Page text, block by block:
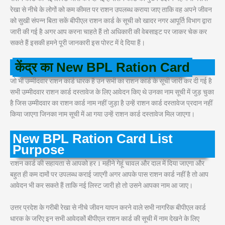
रेखा से नीचे के लोगों को कम कीमत पर राशन उपलब्ध कराया जाए ताकि वह अपने जीवन
को सुखी संपन्न बिता सकें बीपीएल राशन कार्ड के सूची को खादर नगर आपूर्ति विभाग द्वारा
जारी की गई है अगर आप करना चाहते हैं तो अधिकारी की वेबसाइट पर जाकर चेक कर
सकते हैं इसकी हमने पूरी जानकारी इस पोस्ट में दे दिया हैं।
केंद्र का New BPL Ration Card
जो भी उम्मीदवार राशन कार्ड धारक हैं उन सभी का राशन कार्ड के सूची जारी कर दी गई है
सभी उम्मीदवार राशन कार्ड दस्तावेज के लिए आवेदन किए थे उनका नाम सूची में जुड़ चुका
है जिस उम्मीदवार का राशन कार्ड नाम नहीं जुड़ा है उन्हें राशन कार्ड दस्तावेज प्रदान नहीं
किया जाएगा जिनका नाम सूची में आ गया उन्हें राशन कार्ड दस्तावेज मिल जाएगा।
New BPL Ration Card List
Purpose
राशन कार्ड की सहायता से आपको हर 1 महीने गेहूं चावल और दाल में दिया जाएगा और
बहुत ही कम दामों पर उपलब्ध कराई जाएगी अगर आपके पास राशन कार्ड नहीं है तो आप
आवेदन भी कर सकते हैं ताकि नई लिस्ट जारी हो तो उसने आपका नाम आ जाए।
उत्तर प्रदेश के गरीबी रेखा से नीचे जीवन यापन करने वाले सभी नागरिक बीपीएल कार्ड
धारक के जरिए इन सभी आवेदकों बीपीएल राशन कार्ड की सूची में नाम देखने के लिए